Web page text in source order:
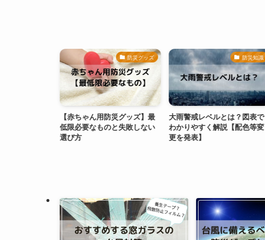
防災グッズ
【赤ちゃん用防災グッズ】最
低限必要なものと失敗しない
選び方
防災知識
大雨警戒レベルとは？図表で
わかりやすく解説【配色等変
更を発表】